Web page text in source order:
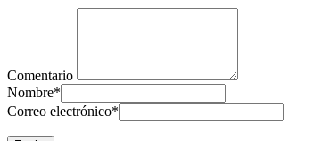
Comentario
Nombre*
Correo electrónico*